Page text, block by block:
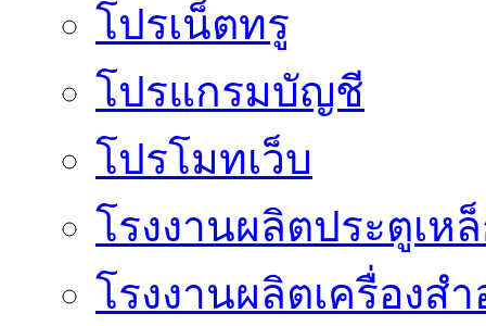
โปรเน็ตทรู
โปรแกรมบัญชี
โปรโมทเว็บ
โรงงานผลิตประตูเห
โรงงานผลิตเครื่องสำ